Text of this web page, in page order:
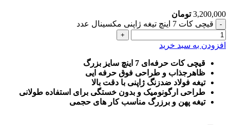
3,200,000 تومان
قیچی کات 7 اینچ تیغه ژاپنی مکسینال عدد
افزودن به سبد خرید
قیچی کات حرفه‌ای 7 اینچ سایز بزرگ
ظاهرجذاب و طراحی فوق حرفه ایی
تیغه فولاد ضدزنگ ژاپنی با دقت بالا
طراحی ارگونومیک و بدون خستگی برای استفاده طولانی
تیغه پهن و برزرگ مناسب کار های حجمی